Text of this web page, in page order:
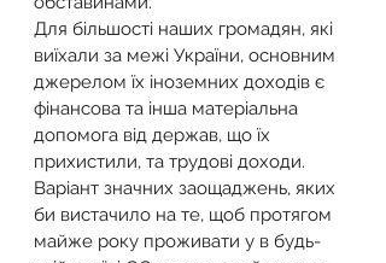
Для більшості наших громадян, які
виїхали за межі України, основним
джерелом їх іноземних доходів є
фінансова та інша матеріальна
допомога від держав, що їх
прихистили, та трудові доходи.
Варіант значних заощаджень, яких
би вистачило на те, щоб протягом
майже року проживати у в будь-